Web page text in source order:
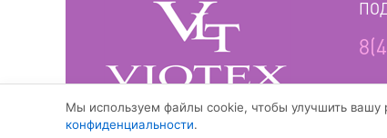
www.viotex37.ru
Мы используем файлы cookie, чтобы улучшить вашу
конфиденциальности.